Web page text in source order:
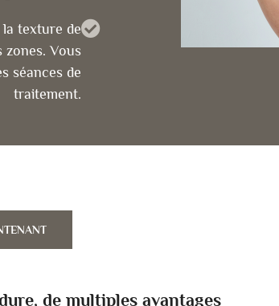
texture de
zones. Vous
séances de
traitement.
de multiples avantages